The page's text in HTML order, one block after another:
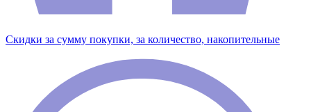
Скидки за сумму покупки, за количество, накопительные